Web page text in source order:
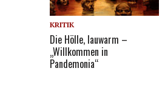
KRITIK
Die Hölle, lauwarm –
„Willkommen in
Pandemonia“